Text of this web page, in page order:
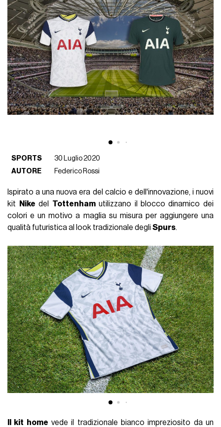
SPORTS
30 Luglio 2020
AUTORE
Federico Rossi
Ispirato a una nuova era del calcio e dell'innovazione, i nuovi
kit
Nike del Tottenhamutilizzano il blocco dinamico dei
colori e un motivo a maglia su misura per aggiungere una
qualità futuristica al look tradizionale degliSpurs.
Il kit home vede il tradizionale bianco impreziosito da un